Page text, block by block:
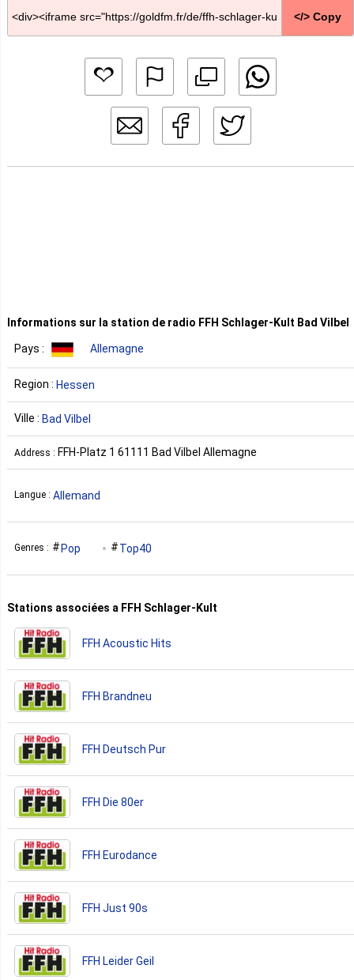
</> Copy
Informations sur la station de radio FFH Schlager-Kult Bad Vilbel
Pays : Allemagne
Region : Hessen
Ville : Bad Vilbel
Address : FFH-Platz 1 61111 Bad Vilbel Allemagne
Langue : Allemand
Genres : Pop Top40
Stations associées a FFH Schlager-Kult
FFH Acoustic Hits
FFH Brandneu
FFH Deutsch Pur
FFH Die 80er
FFH Eurodance
FFH Just 90s
FFH Leider Geil